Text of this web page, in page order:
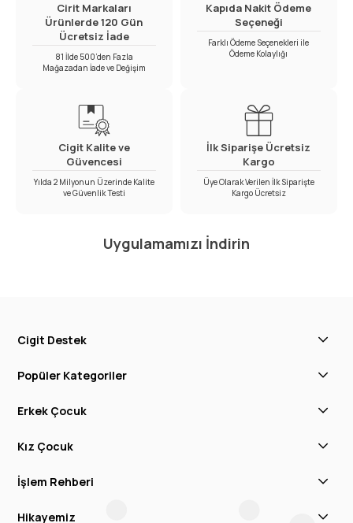
Cirit Markaları
Ürünlerde 120 Gün
Ücretsiz İade
81 İlde 500’den Fazla
Mağazadan İade ve Değişim
Kapıda Nakit Ödeme
Seçeneği
Farklı Ödeme Seçenekleri ile
Ödeme Kolaylığı
Cigit Kalite ve
Güvencesi
Yılda 2 Milyonun Üzerinde Kalite
ve Güvenlik Testi
İlk Siparişe Ücretsiz
Kargo
Üye Olarak Verilen İlk Siparişte
Kargo Ücretsiz
Uygulamamızı İndirin
Cigit Destek
Popüler Kategoriler
Erkek Çocuk
Kız Çocuk
İşlem Rehberi
Hikayemiz